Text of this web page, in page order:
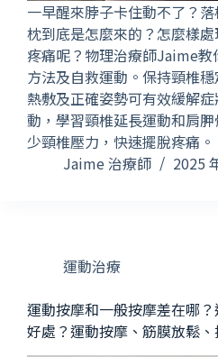
一早醒來脖子卡住動不了？
枕到底是怎麼來的？怎麼樣
疼痛呢？物理治療師Jaime
方法及自救運動。保持頸椎穩
熱敷及正確姿勢可有效緩解
動，學習頸椎延長運動和肩
少頸椎壓力，快速擺脫疼痛。
Jaime 治療師
2025
運動治療
運動按摩和一般按摩差在哪
好處？運動按摩、筋膜放鬆